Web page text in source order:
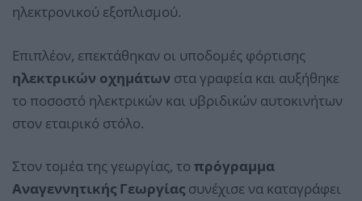
ηλεκτρονικού εξοπλισμού.
Επιπλέον, επεκτάθηκαν οι υποδομές φόρτισης
ηλεκτρικών οχημάτων στα γραφεία και αυξήθηκε
το ποσοστό ηλεκτρικών και υβριδικών αυτοκινήτων
στον εταιρικό στόλο.
Στον τομέα της γεωργίας, το πρόγραμμα
Αναγεννητικής Γεωργίας συνέχισε να καταγράφει